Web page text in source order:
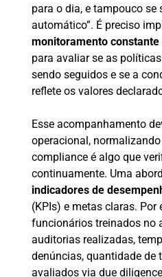
para o dia, e tampouco se
automático”. É preciso
monitoramento
para avaliar se as
sendo seguidos e se a
reflete os valores
Esse acompanhamento
operacional,
compliance é algo que
continuamente. Uma
indicadores de
(KPIs) e metas claras. Por
funcionários treinados no
auditorias realizadas,
denúncias, quantidade de
avaliados via due